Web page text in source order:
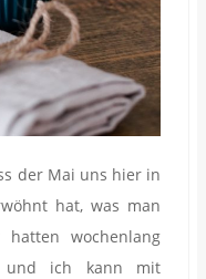
der Mai uns hier in
hat, was man
wochenlang
und ich kann mit